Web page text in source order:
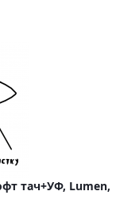
тач+УФ, Lumen,